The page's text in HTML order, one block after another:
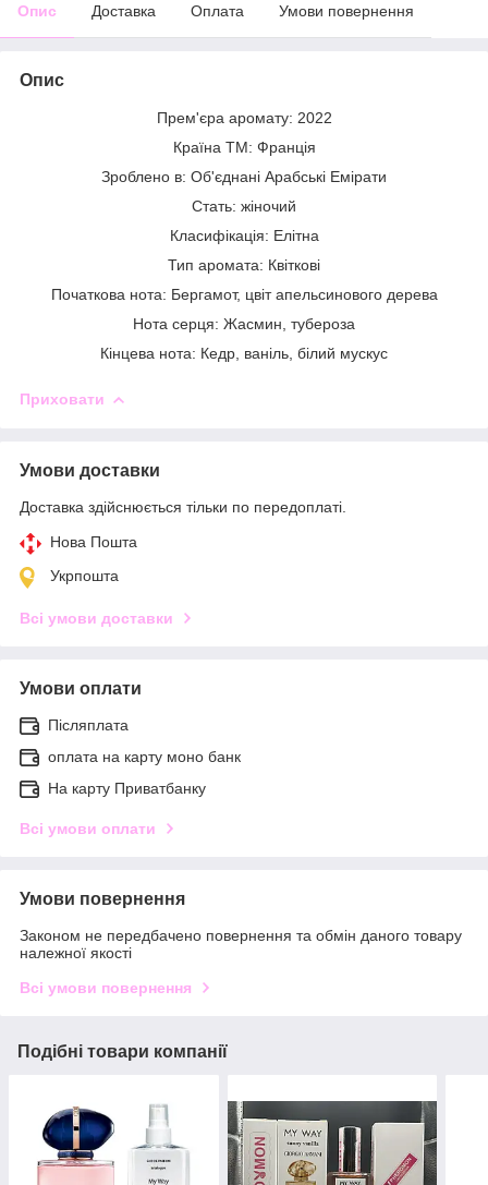
Опис Доставка Оплата Умови повернення
Опис
Прем'єра аромату: 2022
Країна ТМ: Франція
Зроблено в: Об'єднані Арабські Емірати
Стать: жіночий
Класифікація: Елітна
Тип аромата: Квіткові
Початкова нота: Бергамот, цвіт апельсинового дерева
Нота серця: Жасмин, тубероза
Кінцева нота: Кедр, ваніль, білий мускус
Приховати
Умови доставки
Доставка здійснюється тільки по передоплаті.
Нова Пошта
Укрпошта
Всі умови доставки
Умови оплати
Післяплата
оплата на карту моно банк
На карту Приватбанку
Всі умови оплати
Умови повернення
Законом не передбачено повернення та обмін даного товару
належної якості
Всі умови повернення
Подібні товари компанії